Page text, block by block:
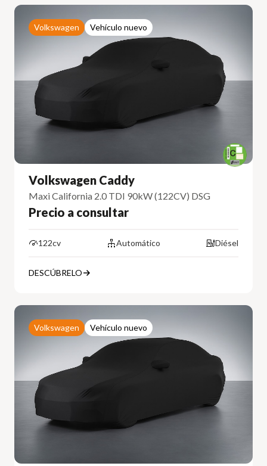
Volkswagen Vehículo nuevo
Volkswagen Caddy
Maxi California 2.0 TDI 90kW (122CV) DSG
Precio a consultar
122cv Automático Diésel
DESCÚBRELO
Volkswagen Vehículo nuevo